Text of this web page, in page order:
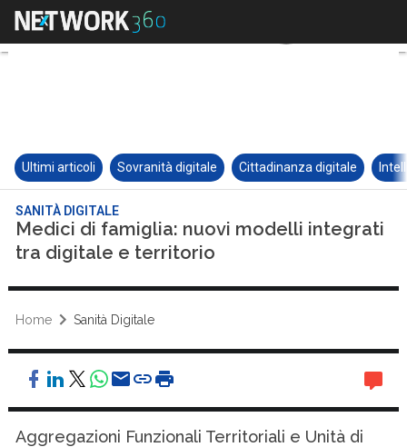
Ultimi articoli Sovranità digitale Cittadinanza digitale
SANITÀ DIGITALE
Medici di famiglia: nuovi modelli integrati
tra digitale e territorio
Home Sanità Digitale
Aggregazioni Funzionali Territoriali e Unità di